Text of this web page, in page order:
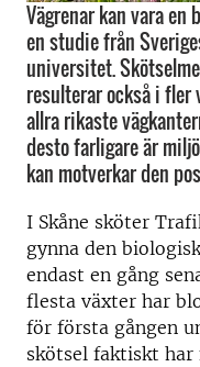
Vägrenar kan vara
en studie från
universitet.
resulterar också i
allra rikaste
desto farligare är
kan motverkar den
I Skåne sköter
gynna den
endast en gång
flesta växter har
för första gången
skötsel faktiskt